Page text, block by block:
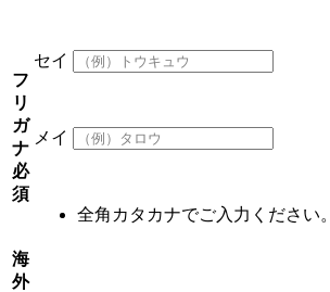
フ
リ
ガ
ナ
必
須
セイ
メイ
全角カタカナでご入力ください。
海
外